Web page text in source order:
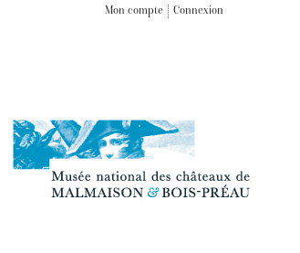
Mon compte Connexion